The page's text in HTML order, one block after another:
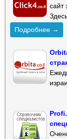
сайт
Подробнее →